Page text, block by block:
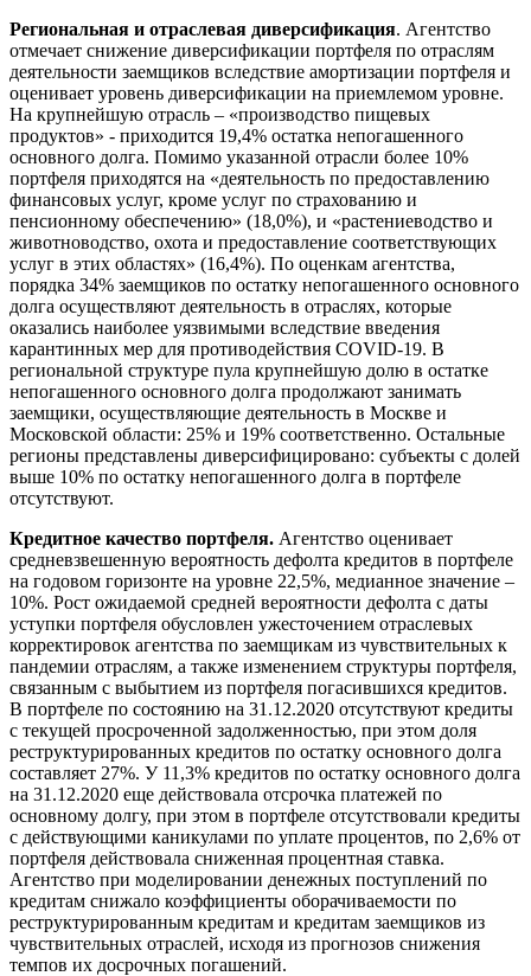
Региональная и отраслевая диверсификация. Агентство
отмечает снижение диверсификации портфеля по отраслям
деятельности заемщиков вследствие амортизации портфеля и
оценивает уровень диверсификации на приемлемом уровне.
На крупнейшую отрасль – «производство пищевых
продуктов» - приходится 19,4% остатка непогашенного
основного долга. Помимо указанной отрасли более 10%
портфеля приходятся на «деятельность по предоставлению
финансовых услуг, кроме услуг по страхованию и
пенсионному обеспечению» (18,0%), и «растениеводство и
животноводство, охота и предоставление соответствующих
услуг в этих областях» (16,4%). По оценкам агентства,
порядка 34% заемщиков по остатку непогашенного основного
долга осуществляют деятельность в отраслях, которые
оказались наиболее уязвимыми вследствие введения
карантинных мер для противодействия COVID-19. В
региональной структуре пула крупнейшую долю в остатке
непогашенного основного долга продолжают занимать
заемщики, осуществляющие деятельность в Москве и
Московской области: 25% и 19% соответственно. Остальные
регионы представлены диверсифицировано: субъекты с долей
выше 10% по остатку непогашенного долга в портфеле
отсутствуют.
Кредитное качество портфеля. Агентство оценивает
средневзвешенную вероятность дефолта кредитов в портфеле
на годовом горизонте на уровне 22,5%, медианное значение –
10%. Рост ожидаемой средней вероятности дефолта с даты
уступки портфеля обусловлен ужесточением отраслевых
корректировок агентства по заемщикам из чувствительных к
пандемии отраслям, а также изменением структуры портфеля,
связанным с выбытием из портфеля погасившихся кредитов.
В портфеле по состоянию на 31.12.2020 отсутствуют кредиты
с текущей просроченной задолженностью, при этом доля
реструктурированных кредитов по остатку основного долга
составляет 27%. У 11,3% кредитов по остатку основного долга
на 31.12.2020 еще действовала отсрочка платежей по
основному долгу, при этом в портфеле отсутствовали кредиты
с действующими каникулами по уплате процентов, по 2,6% от
портфеля действовала сниженная процентная ставка.
Агентство при моделировании денежных поступлений по
кредитам снижало коэффициенты оборачиваемости по
реструктурированным кредитам и кредитам заемщиков из
чувствительных отраслей, исходя из прогнозов снижения
темпов их досрочных погашений.